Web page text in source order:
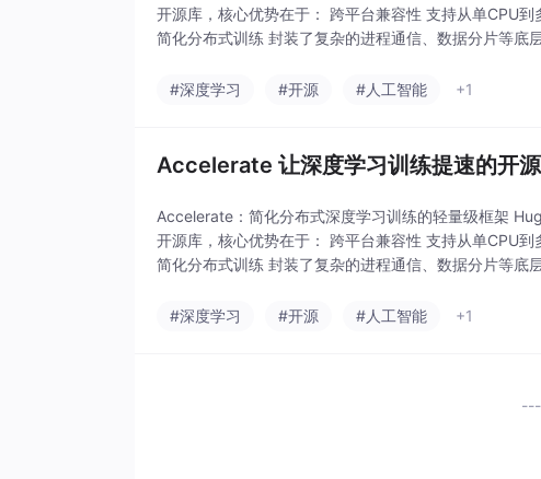
开源库，核心优势在于： 跨平台兼容性 支持从单CPU
简化分布式训练 封装了复杂的进程通信、数据分片等
#深度学习 #开源 #人工智能 +1
Accelerate 让深度学习训练提速的开
Accelerate：简化分布式深度学习训练的轻量级框架
开源库，核心优势在于： 跨平台兼容性 支持从单CPU
简化分布式训练 封装了复杂的进程通信、数据分片等
#深度学习 #开源 #人工智能 +1